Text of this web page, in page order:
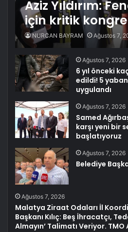
Aziz Yıldırım:
için kritik kongre
NURCAN BAYRAM Ağustos 7,
Ağustos 7, 2026
6 yıl önceki
edildi! 5
uygulandı
Ağustos 7, 2026
Samed
karşı yeni bir
başlatıyoruz
Ağustos 7, 2026
Belediye
Ağustos 7, 2026
Malatya Ziraat Odaları İl
Başkanı Kılıç: Beş İhracatçı,
Almayın’ Talimatı Veriyor. TMO